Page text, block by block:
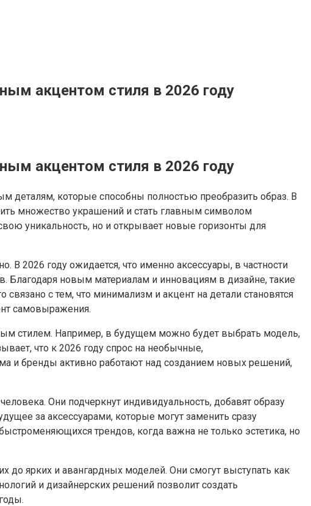
акцентом стиля в 2026 году
акцентом стиля в 2026 году
деталям, которые способны полностью преобразить образ. В
множество украшений и стать главным символом
уникальность, но и открывает новые горизонты для
2026 году ожидается, что именно аксессуары, в частности
Благодаря новым материалам и инновациям в дизайне, такие
с тем, что минимализм и акцент на детали становятся
самовыражения.
стилем. Например, в будущем можно будет выбрать модель,
что к 2026 году спрос на необычные,
и бренды активно работают над созданием новых решений,
Они подчеркнут индивидуальность, добавят образу
за аксессуарами, которые могут заменить сразу
трендов, когда важна не только эстетика, но
до ярких и авангардных моделей. Они смогут выступать как
и дизайнерских решений позволит создать